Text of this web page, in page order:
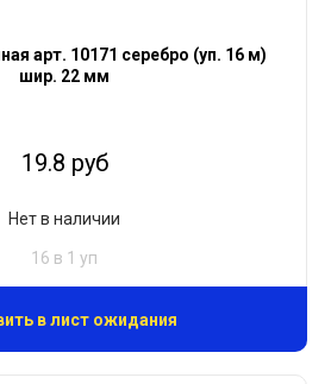
арт. 10171 серебро (уп. 16 м)
шир. 22 мм
19.8 руб
Нет в наличии
16 в 1 уп
в лист ожидания